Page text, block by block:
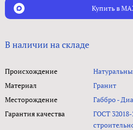
Купить в
В наличии на складе
Происхождение
Материал
Гранит
Месторождение
Габбро -
Гарантия качества
ГОСТ